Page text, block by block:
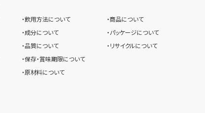
・飲用方法について
・成分について
・品質について
・保存・賞味期限について
・原材料について
・商品について
・パッケージについて
・リサイクルについて